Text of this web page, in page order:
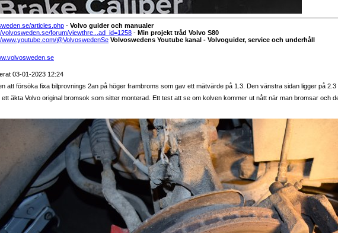
articles.php - Volvo guider och manualer
volvosweden.se/forum/viewthre...ad_id=1258 - Min projekt tråd Volvo S80
www.youtube.com/@VolvoswedenSe Volvoswedens Youtube kanal - Volvoguider, service och underhåll
03-01-2023 12:24
att försöka fixa bilprovnings 2an på höger frambroms som gav ett mätvärde på 1.3. Den vänstra sidan ligger på
ett äkta Volvo original bromsok som sitter monterad. Ett test att se om kolven kommer ut nått när man bromsar och